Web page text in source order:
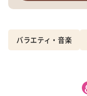
バラエティ・音楽